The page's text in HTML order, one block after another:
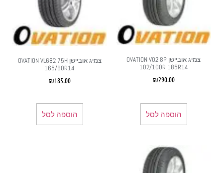
צמיג אוביישן OVATION V02 8P
102/100R 185R14
₪290.00
הוספה לסל
צמיג אוביישן OVATION VL682 75H
165/60R14
₪185.00
הוספה לסל